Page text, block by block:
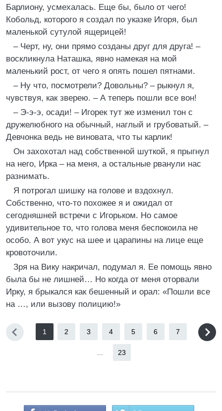
Барлиону, усмехалась. Еще бы, было от чего!
Кобольд, которого я создал по указке Игоря, был
маленькой сутулой ящерицей!
– Черт, ну, они прямо созданы друг для друга! –
воскликнула Наташка, явно намекая на мой
маленький рост, от чего я опять пошел пятнами.
– Ну что, посмотрели? Довольны? – рыкнул я,
чувствуя, как зверею. – А теперь пошли все вон!
– Э-э-э, осади! – Игорек тут же изменил тон с
дружелюбного на обычный, наглый и грубоватый. –
Девчонка ведь не виновата, что ты карлик!
Он захохотал над собственной шуткой, я прыгнул
на него, Ирка – на меня, а остальные рванули нас
разнимать.
Я потрогал шишку на голове и вздохнул.
Собственно, что-то похожее я и ожидал от
сегодняшней встречи с Игорьком. Но самое
удивительное то, что голова меня беспокоила не
особо. А вот укус на шее и царапины на лице еще
кровоточили.
Зря на Вику накричал, подумал я. Ее помощь явно
была бы не лишней… Но когда от меня оторвали
Ирку, я брыкался как бешенный и орал: «Пошли все
на …, или вызову полицию!»
1 2 3 4 5 6 7
23